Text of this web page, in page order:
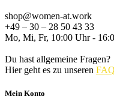
shop@women-at.work
+49 – 30 – 28 50 43 33
Mo, Mi, Fr, 10:00 Uhr -
Du hast allgemeine Fragen?
Hier geht es zu unseren FAQ
Mein Konto